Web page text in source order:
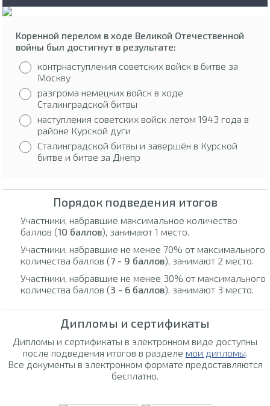
Коренной перелом в ходе Великой Отечественной
войны был достигнут в результате:
контрнаступления советских войск в битве за
Москву
разгрома немецких войск в ходе
Сталинградской битвы
наступления советских войск летом 1943 года в
районе Курской дуги
Сталинградской битвы и завершён в Курской
битве и битве за Днепр
Порядок подведения итогов
Участники, набравшие максимальное количество
баллов (10 баллов), занимают 1 место.
Участники, набравшие не менее 70% от максимального
количества баллов (7 - 9 баллов), занимают 2 место.
Участники, набравшие не менее 30% от максимального
количества баллов (3 - 6 баллов), занимают 3 место.
Дипломы и сертификаты
Дипломы и сертификаты в электронном виде доступны
после подведения итогов в разделе мои дипломы.
Все документы в электронном формате предоставляются
бесплатно.